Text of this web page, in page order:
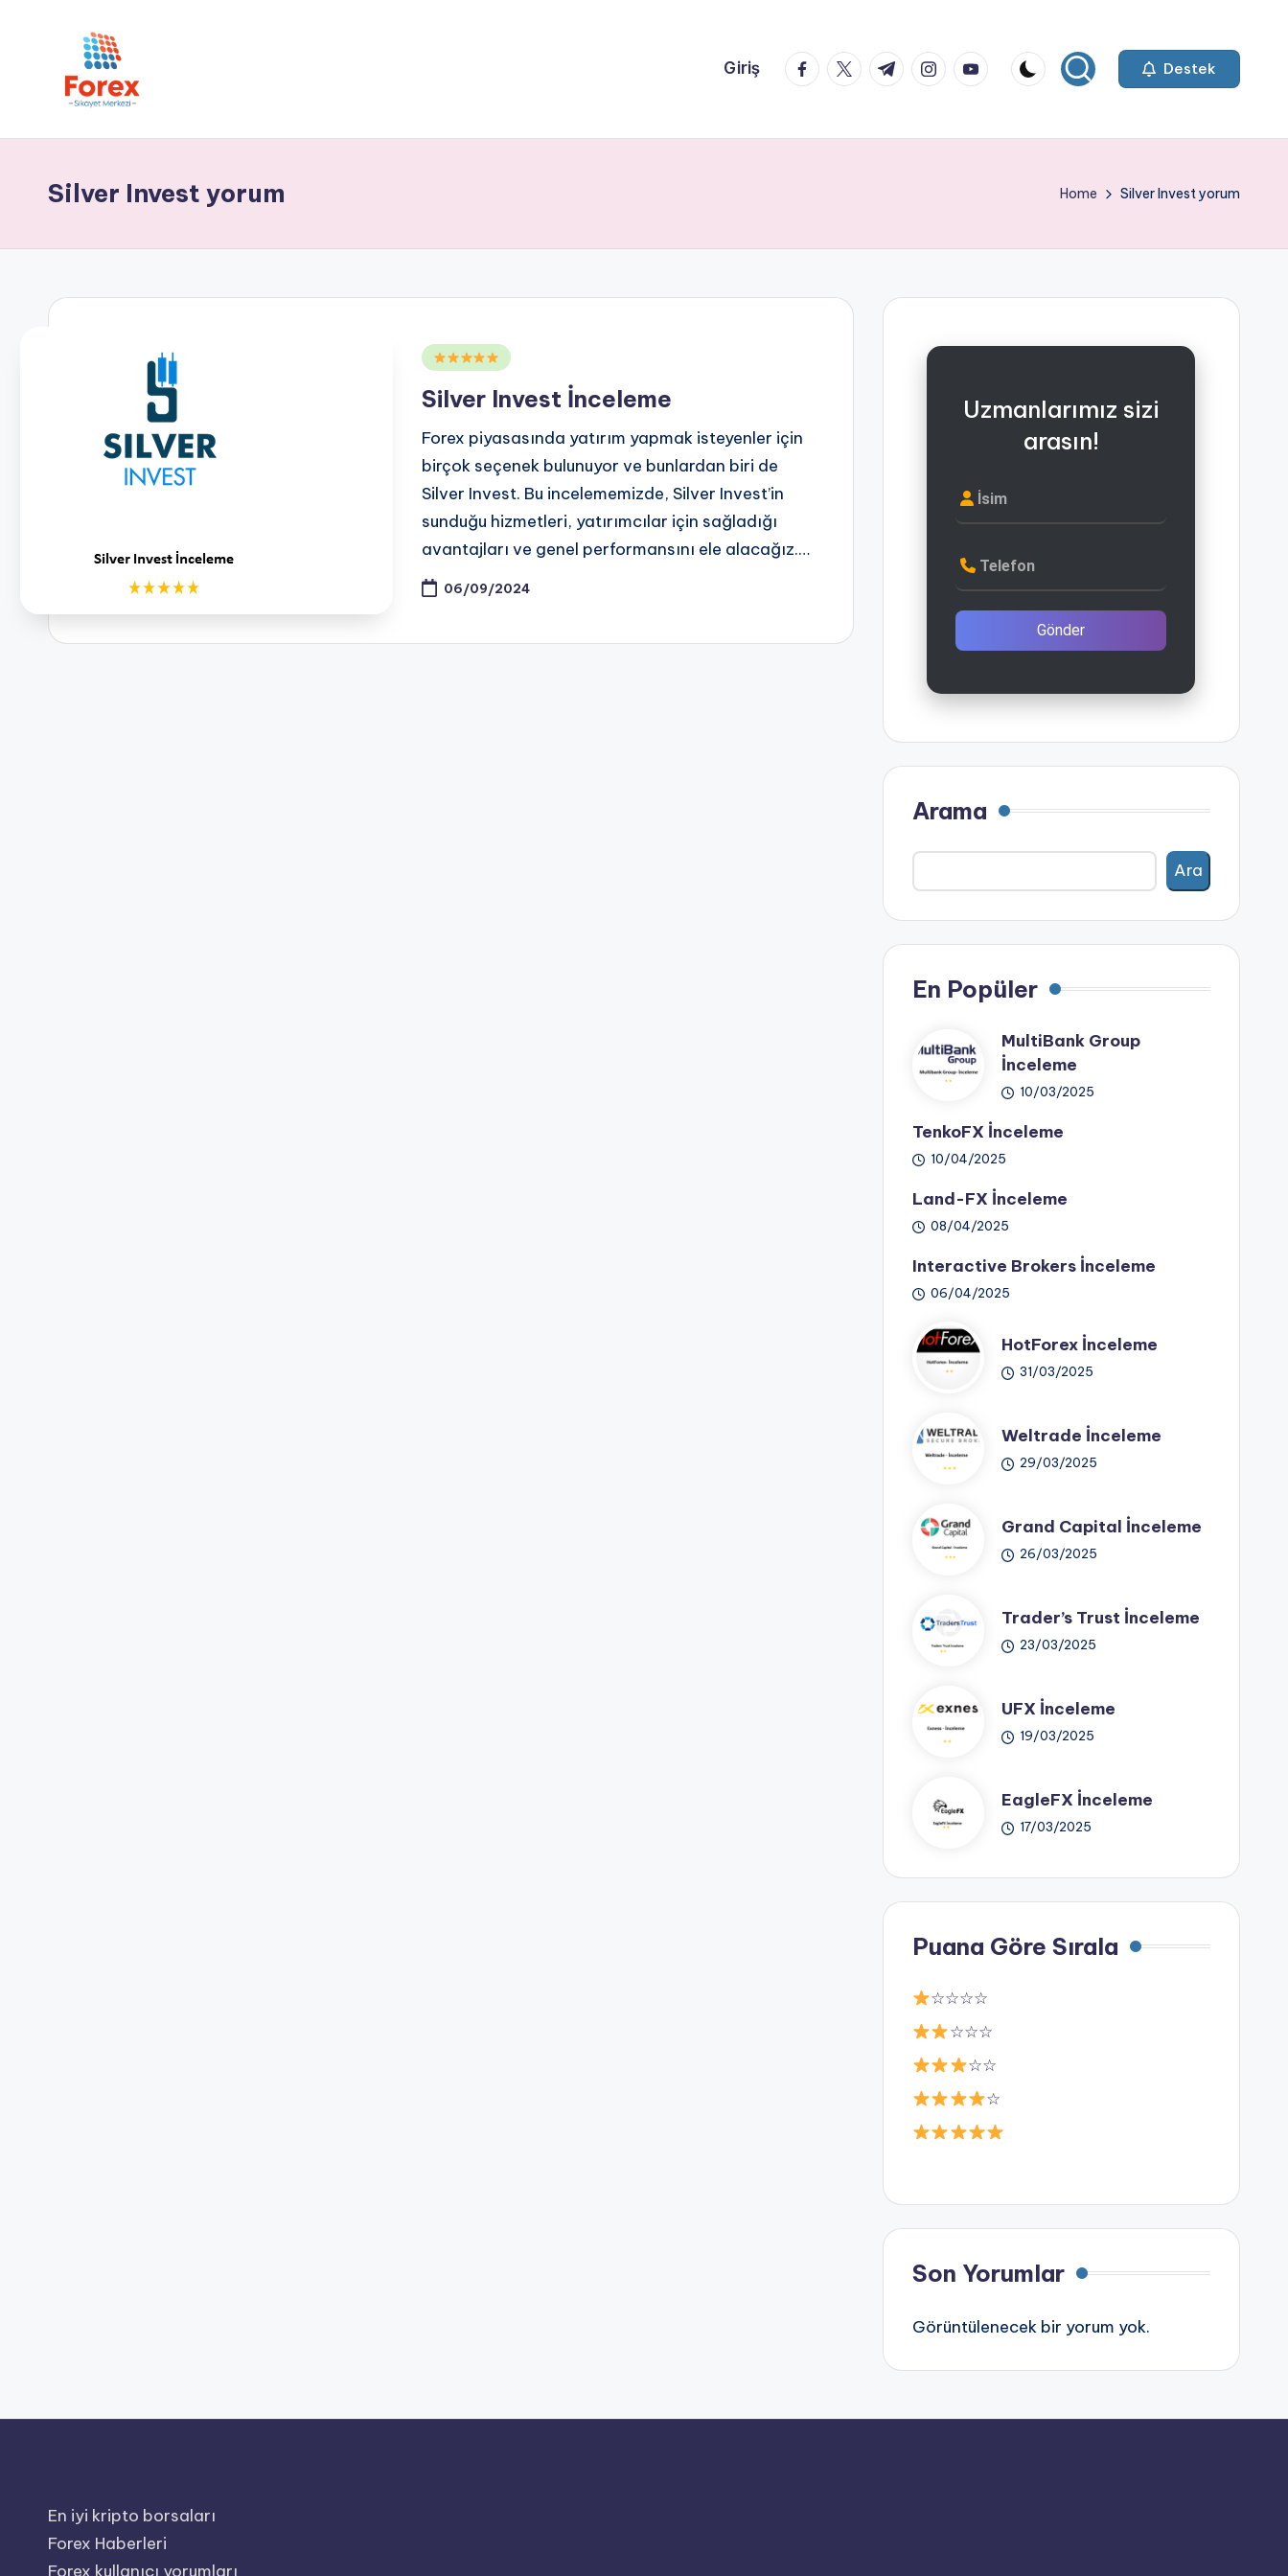
Giriş facebook.com
twitter.com
t.me instagram.com
youtube.com Destek
Silver Invest yorum Home Silver Invest yorum
Posted
Silver Invest İnceleme
Forex piyasasında yatırım yapmak isteyenler için
birçok seçenek bulunuyor ve bunlardan biri de
Silver Invest. Bu incelememizde, Silver Invest’in
sunduğu hizmetleri, yatırımcılar için sağladığı
avantajları ve genel performansını ele alacağız.…
06/09/2024
Uzmanlarımız sizi
arasın!
İsim
Telefon
Gönder
Arama
Ara
En Popüler
MultiBank Group
İnceleme
10/03/2025
TenkoFX İnceleme
10/04/2025
Land-FX İnceleme
08/04/2025
Interactive Brokers İnceleme
06/04/2025
HotForex İnceleme
31/03/2025
Weltrade İnceleme
29/03/2025
Grand Capital İnceleme
26/03/2025
Trader’s Trust İnceleme
23/03/2025
UFX İnceleme
19/03/2025
EagleFX İnceleme
17/03/2025
Puana Göre Sırala
☆☆☆☆
☆☆☆
☆☆
☆
Son Yorumlar
Görüntülenecek bir yorum yok.
En iyi kripto borsaları
Forex Haberleri
Forex kullanıcı yorumları